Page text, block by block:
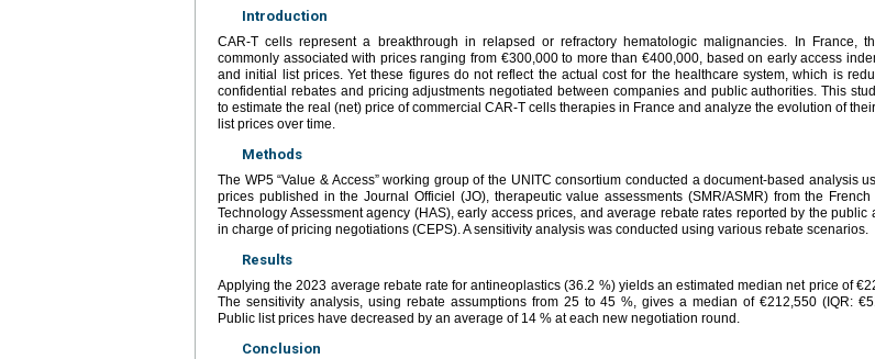
Introduction
CAR-T cells represent a breakthrough in relapsed or refractory hematologic malignancies. In France,
commonly associated with prices ranging from €300,000 to more than €400,000, based on early access
and initial list prices. Yet these figures do not reflect the actual cost for the healthcare system, which is
confidential rebates and pricing adjustments negotiated between companies and public authorities. This
to estimate the real (net) price of commercial CAR-T cells therapies in France and analyze the evolution of
list prices over time.
Methods
The WP5 “Value & Access” working group of the UNITC consortium conducted a document-based analysis
prices published in the Journal Officiel (JO), therapeutic value assessments (SMR/ASMR) from the French
Technology Assessment agency (HAS), early access prices, and average rebate rates reported by the public
in charge of pricing negotiations (CEPS). A sensitivity analysis was conducted using various rebate scenarios.
Results
Applying the 2023 average rebate rate for antineoplastics (36.2 %) yields an estimated median net price of
The sensitivity analysis, using rebate assumptions from 25 to 45 %, gives a median of €212,550 (IQR:
Public list prices have decreased by an average of 14 % at each new negotiation round.
Conclusion